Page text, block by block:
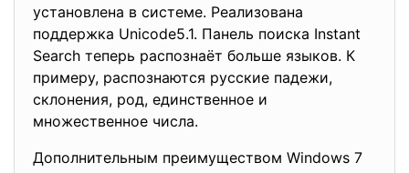
установлена в системе. Реализована
поддержка Unicode5.1. Панель поиска Instant
Search теперь распознаёт больше языков. К
примеру, распознаются русские падежи,
склонения, род, единственное и
множественное числа.
Дополнительным преимуществом Windows 7